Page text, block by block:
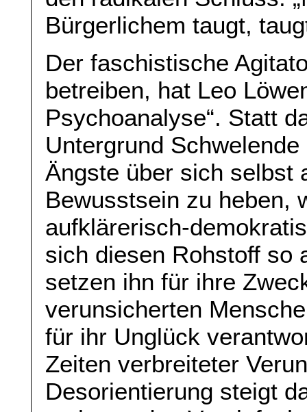
Bürgerlichem taugt,
Der faschistische
betreiben, hat Leo
Psychoanalyse“. Statt
Untergrund
Ängste über sich selbst
Bewusstsein zu heben,
aufklärerisch-
sich diesen Rohstoff so
setzen ihn für ihre
verunsicherten
für ihr Unglück
Zeiten verbreiteter
Desorientierung steigt